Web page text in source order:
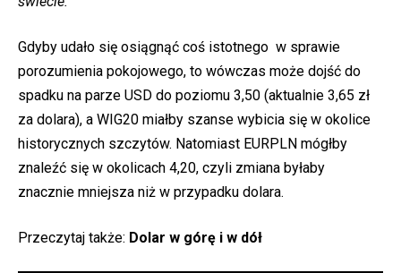
Gdyby udało się osiągnąć coś istotnego w sprawie
porozumienia pokojowego, to wówczas może dojść do
spadku na parze USD do poziomu 3,50 (aktualnie 3,65 zł
za dolara), a WIG20 miałby szanse wybicia się w okolice
historycznych szczytów. Natomiast EURPLN mógłby
znaleźć się w okolicach 4,20, czyli zmiana byłaby
znacznie mniejsza niż w przypadku dolara.
Przeczytaj także: Dolar w górę i w dół